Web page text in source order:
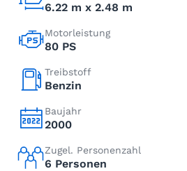
6.22 m x 2.48 m
Motorleistung
80 PS
Treibstoff
Benzin
Baujahr
2000
Zugel. Personenzahl
6 Personen